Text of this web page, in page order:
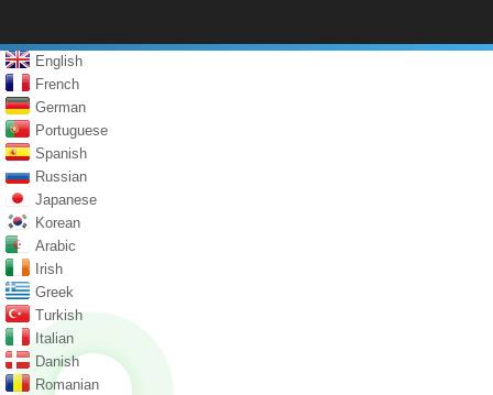
English
French
German
Portuguese
Spanish
Russian
Japanese
Korean
Arabic
Irish
Greek
Turkish
Italian
Danish
Romanian